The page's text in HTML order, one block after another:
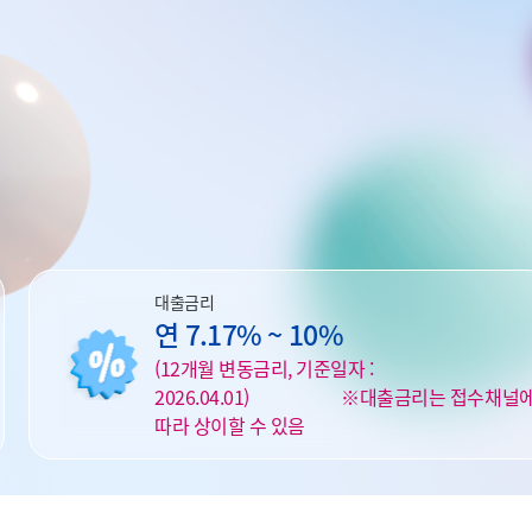
대출금리
연 7.17% ~ 10%
(12개월 변동금리, 기준일자 :
2026.04.01) ※대출금리는 접수채널
따라 상이할 수 있음